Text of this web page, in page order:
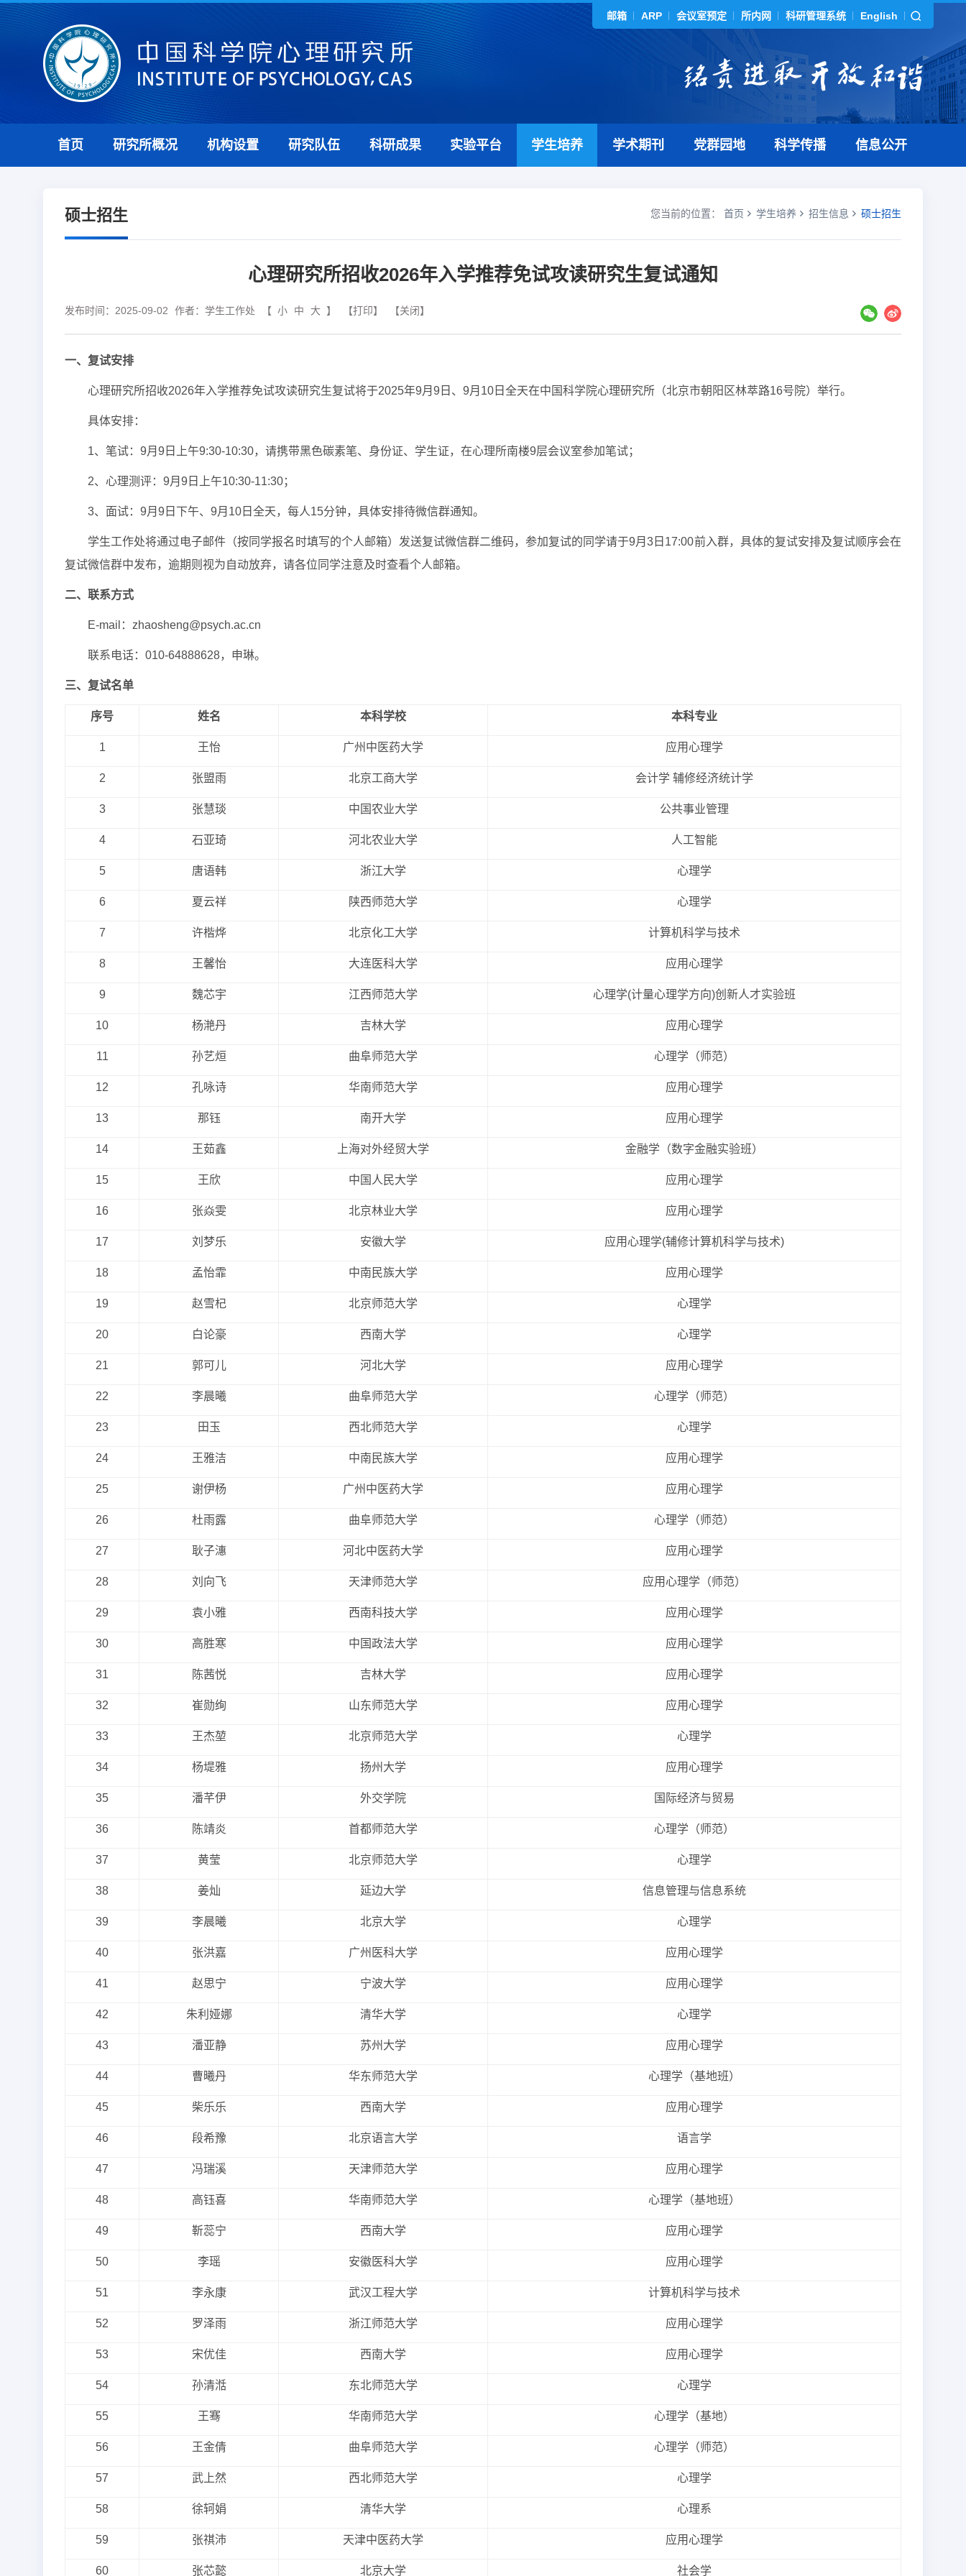
邮箱 ARP 会议室预定 所内网 科研管理系统 English
首页 研究所概况 机构设置 研究队伍 科研成果 实验平台 学生培养 学术期刊 党群园地 科学传播 信息公开
您当前的位置： 首页 学生培养 招生信息 硕士招生
硕士招生
心理研究所招收2026年入学推荐免试攻读研究生复试通知
发布时间：2025-09-02 作者：学生工作处 【 小 中 大 】 【打印】 【关闭】
一、复试安排
心理研究所招收2026年入学推荐免试攻读研究生复试将于2025年9月9日、9月10日全天在中国科学院心理研究所（北京市朝阳区林萃路16号院）举行。
具体安排：
1、笔试：9月9日上午9:30-10:30，请携带黑色碳素笔、身份证、学生证，在心理所南楼9层会议室参加笔试；
2、心理测评：9月9日上午10:30-11:30；
3、面试：9月9日下午、9月10日全天，每人15分钟，具体安排待微信群通知。
学生工作处将通过电子邮件（按同学报名时填写的个人邮箱）发送复试微信群二维码，参加复试的同学请于9月3日17:00前入群，具体的复试安排及复试顺序会在
复试微信群中发布，逾期则视为自动放弃，请各位同学注意及时查看个人邮箱。
二、联系方式
E-mail：zhaosheng@psych.ac.cn
联系电话：010-64888628，申琳。
三、复试名单
序号 姓名 本科学校 本科专业
1 王怡 广州中医药大学 应用心理学
2 张盟雨 北京工商大学 会计学 辅修经济统计学
3 张慧琰 中国农业大学 公共事业管理
4 石亚琦 河北农业大学 人工智能
5 唐语韩 浙江大学 心理学
6 夏云祥 陕西师范大学 心理学
7 许楷烨 北京化工大学 计算机科学与技术
8 王馨怡 大连医科大学 应用心理学
9 魏芯宇 江西师范大学 心理学(计量心理学方向)创新人才实验班
10 杨滟丹 吉林大学 应用心理学
11 孙艺烜 曲阜师范大学 心理学（师范）
12 孔咏诗 华南师范大学 应用心理学
13 那钰 南开大学 应用心理学
14 王茹鑫 上海对外经贸大学 金融学（数字金融实验班）
15 王欣 中国人民大学 应用心理学
16 张焱雯 北京林业大学 应用心理学
17 刘梦乐 安徽大学 应用心理学(辅修计算机科学与技术)
18 孟怡霏 中南民族大学 应用心理学
19 赵雪杞 北京师范大学 心理学
20 白论豪 西南大学 心理学
21 郭可儿 河北大学 应用心理学
22 李晨曦 曲阜师范大学 心理学（师范）
23 田玉 西北师范大学 心理学
24 王雅洁 中南民族大学 应用心理学
25 谢伊杨 广州中医药大学 应用心理学
26 杜雨露 曲阜师范大学 心理学（师范）
27 耿子潓 河北中医药大学 应用心理学
28 刘向飞 天津师范大学 应用心理学（师范）
29 袁小雅 西南科技大学 应用心理学
30 高胜寒 中国政法大学 应用心理学
31 陈茜悦 吉林大学 应用心理学
32 崔勋绚 山东师范大学 应用心理学
33 王杰堃 北京师范大学 心理学
34 杨堤雅 扬州大学 应用心理学
35 潘芊伊 外交学院 国际经济与贸易
36 陈靖炎 首都师范大学 心理学（师范）
37 黄莹 北京师范大学 心理学
38 姜灿 延边大学 信息管理与信息系统
39 李晨曦 北京大学 心理学
40 张洪嘉 广州医科大学 应用心理学
41 赵思宁 宁波大学 应用心理学
42 朱利娅娜 清华大学 心理学
43 潘亚静 苏州大学 应用心理学
44 曹曦丹 华东师范大学 心理学（基地班）
45 柴乐乐 西南大学 应用心理学
46 段希豫 北京语言大学 语言学
47 冯瑞溪 天津师范大学 应用心理学
48 高钰喜 华南师范大学 心理学（基地班）
49 靳蕊宁 西南大学 应用心理学
50 李瑶 安徽医科大学 应用心理学
51 李永康 武汉工程大学 计算机科学与技术
52 罗泽雨 浙江师范大学 应用心理学
53 宋优佳 西南大学 应用心理学
54 孙清湉 东北师范大学 心理学
55 王骞 华南师范大学 心理学（基地）
56 王金倩 曲阜师范大学 心理学（师范）
57 武上然 西北师范大学 心理学
58 徐轲娟 清华大学 心理系
59 张祺沛 天津中医药大学 应用心理学
60 张芯懿 北京大学 社会学